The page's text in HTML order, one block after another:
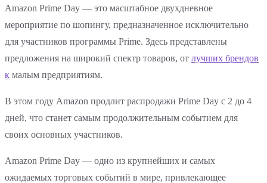
Amazon Prime Day — это масштабное двухдневное
мероприятие по шопингу, предназначенное исключительно
для участников программы Prime. Здесь представлены
предложения на широкий спектр товаров, от лучших брендов
к малым предприятиям.
В этом году Amazon продлит распродажи Prime Day с 2 до 4
дней, что станет самым продолжительным событием для
своих основных участников.
Amazon Prime Day — одно из крупнейших и самых
ожидаемых торговых событий в мире, привлекающее